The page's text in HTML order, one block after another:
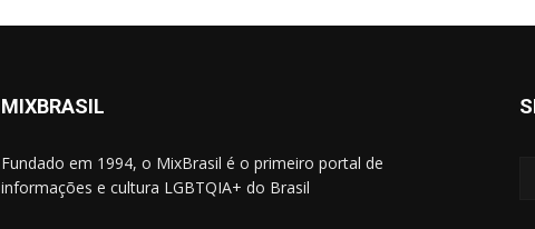
MIXBRASIL
Fundado em 1994, o MixBrasil é o primeiro portal de
informações e cultura LGBTQIA+ do Brasil